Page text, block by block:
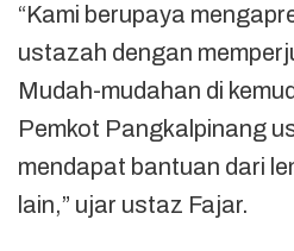
“Kami berupaya
ustazah dengan
Mudah-mudahan di
Pemkot Pangkalpinang
mendapat bantuan dari
lain,” ujar ustaz Fajar.